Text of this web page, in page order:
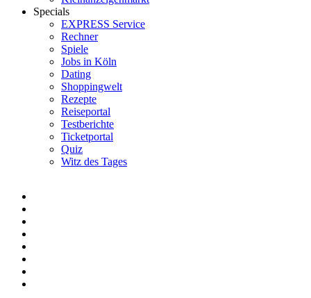
Specials
EXPRESS Service
Rechner
Spiele
Jobs in Köln
Dating
Shoppingwelt
Rezepte
Reiseportal
Testberichte
Ticketportal
Quiz
Witz des Tages